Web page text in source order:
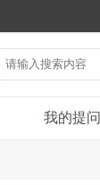
我的提问